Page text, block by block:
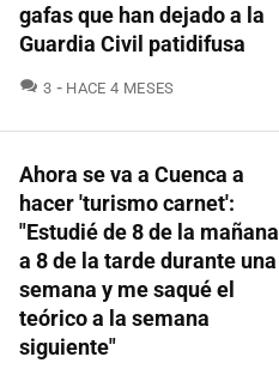
gafas que han dejado a la
Guardia Civil patidifusa
3 COMENTARIOS
HACE 4 MESES
Ahora se va a Cuenca a
hacer 'turismo carnet':
"Estudié de 8 de la mañana
a 8 de la tarde durante una
semana y me saqué el
teórico a la semana
siguiente"